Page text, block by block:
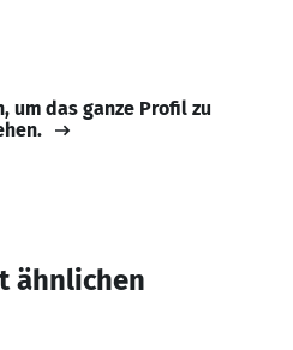
um das ganze Profil zu
ähnlichen